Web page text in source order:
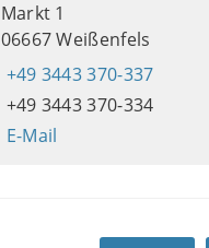
Markt 1
06667 Weißenfels
+49 3443 370-337
+49 3443 370-334
E-Mail